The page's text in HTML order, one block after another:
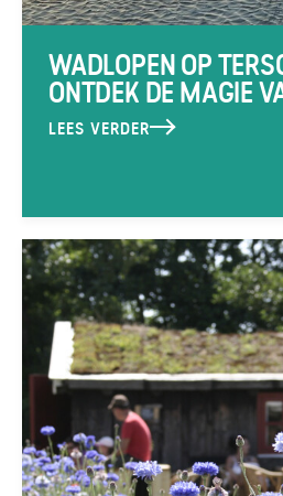
WADLOPEN OP
ONTDEK DE MAGIE
LEES VERDER